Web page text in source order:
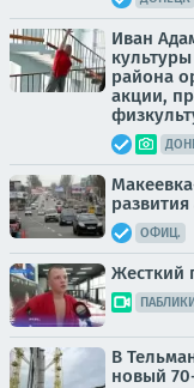
Иван
района
акции,
ОФИЦ.
Жесткий
В
новый